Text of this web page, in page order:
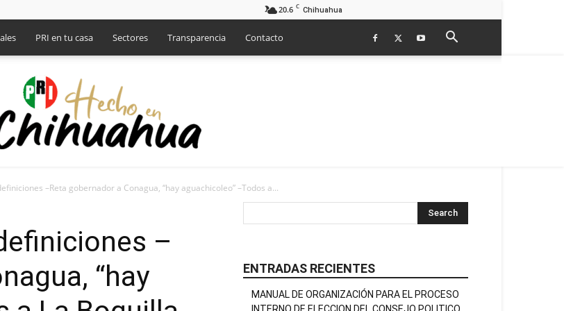
20.6 C Chihuahua
PRI en tu casa Sectores Transparencia Contacto
–Reta gobernador a Conagua, “hay aguachicoleo” –Todos a...
–
“hay
ENTRADAS RECIENTES
MANUAL DE ORGANIZACIÓN PARA EL PROCESO